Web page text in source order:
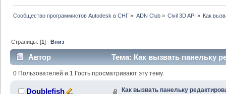
Сообщество программистов Autodesk в СНГ » ADN Club» Civil 3D API » Как
Страницы: [1]Вниз
Автор Тема: Как вызвать панельку
0 Пользователей и 1 Гость просматривают эту тему.
Doublefish
Как вызвать панельку